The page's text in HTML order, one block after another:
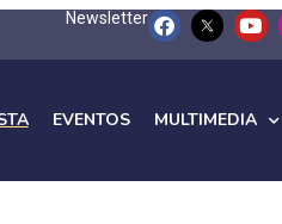
Newsletter
EVENTOS MULTIMEDIA